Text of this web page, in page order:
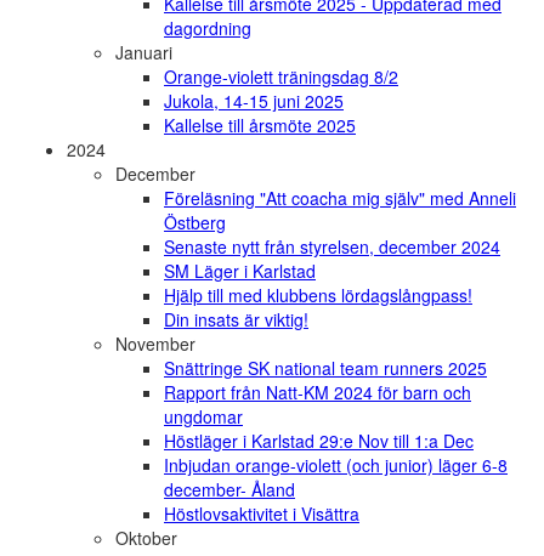
dagordning
Januari
Orange-violett träningsdag 8/2
Jukola, 14-15 juni 2025
Kallelse till årsmöte 2025
2024
December
Föreläsning "Att coacha mig själv" med Anneli
Östberg
Senaste nytt från styrelsen, december 2024
SM Läger i Karlstad
Hjälp till med klubbens lördagslångpass!
Din insats är viktig!
November
Snättringe SK national team runners 2025
Rapport från Natt-KM 2024 för barn och
ungdomar
Höstläger i Karlstad 29:e Nov till 1:a Dec
Inbjudan orange-violett (och junior) läger 6-8
december- Åland
Höstlovsaktivitet i Visättra
Oktober